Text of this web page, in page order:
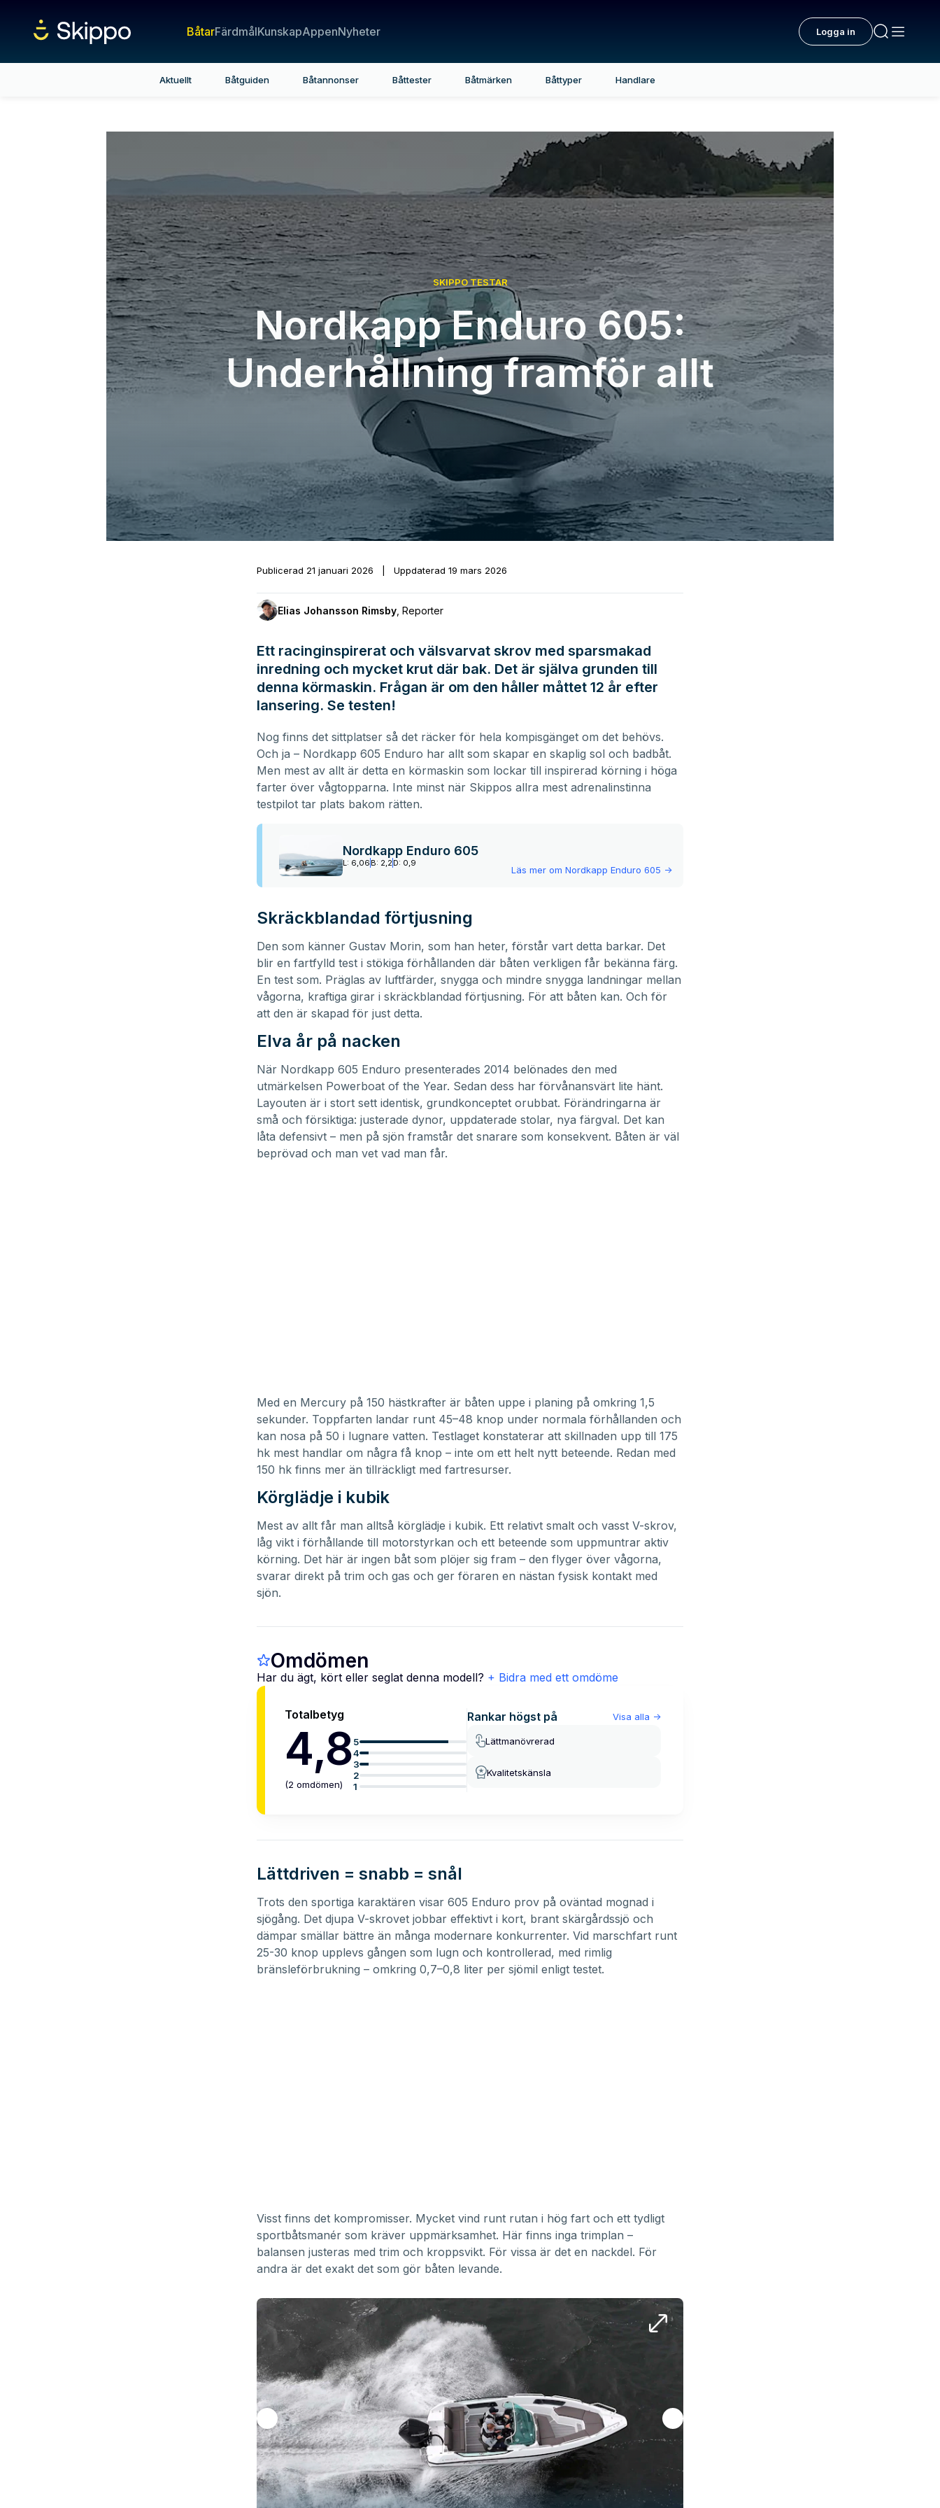
BåtarFärdmålKunskapAppenNyheter Logga in
Aktuellt Båtguiden Båtannonser Båttester Båtmärken Båttyper Handlare
SKIPPO TESTAR
Nordkapp Enduro 605:
Underhållning framför allt
Publicerad 21 januari 2026 Uppdaterad 19 mars 2026
Elias Johansson Rimsby Reporter
Ett racinginspirerat och välsvarvat skrov med sparsmakad
inredning och mycket krut där bak. Det är själva grunden till
denna körmaskin. Frågan är om den håller måttet 12 år efter
lansering. Se testen!
Nog finns det sittplatser så det räcker för hela kompisgänget om det behövs.
Och ja – Nordkapp 605 Enduro har allt som skapar en skaplig sol och badbåt.
Men mest av allt är detta en körmaskin som lockar till inspirerad körning i höga
farter över vågtopparna. Inte minst när Skippos allra mest adrenalinstinna
testpilot tar plats bakom rätten.
Nordkapp Enduro 605
L: 6,06 B: 2,2 D: 0,9
Läs mer om Nordkapp Enduro 605 ->
Skräckblandad förtjusning
Den som känner Gustav Morin, som han heter, förstår vart detta barkar. Det
blir en fartfylld test i stökiga förhållanden där båten verkligen får bekänna färg.
En test som. Präglas av luftfärder, snygga och mindre snygga landningar mellan
vågorna, kraftiga girar i skräckblandad förtjusning. För att båten kan. Och för
att den är skapad för just detta.
Elva år på nacken
När Nordkapp 605 Enduro presenterades 2014 belönades den med
utmärkelsen Powerboat of the Year. Sedan dess har förvånansvärt lite hänt.
Layouten är i stort sett identisk, grundkonceptet orubbat. Förändringarna är
små och försiktiga: justerade dynor, uppdaterade stolar, nya färgval. Det kan
låta defensivt – men på sjön framstår det snarare som konsekvent. Båten är väl
beprövad och man vet vad man får.
Med en Mercury på 150 hästkrafter är båten uppe i planing på omkring 1,5
sekunder. Toppfarten landar runt 45–48 knop under normala förhållanden och
kan nosa på 50 i lugnare vatten. Testlaget konstaterar att skillnaden upp till 175
hk mest handlar om några få knop – inte om ett helt nytt beteende. Redan med
150 hk finns mer än tillräckligt med fartresurser.
Körglädje i kubik
Mest av allt får man alltså körglädje i kubik. Ett relativt smalt och vasst V-skrov,
låg vikt i förhållande till motorstyrkan och ett beteende som uppmuntrar aktiv
körning. Det här är ingen båt som plöjer sig fram – den flyger över vågorna,
svarar direkt på trim och gas och ger föraren en nästan fysisk kontakt med
sjön.
Omdömen
Har du ägt, kört eller seglat denna modell? + Bidra med ett omdöme
Totalbetyg
4,8
(2 omdömen)
5
4
3
2
1
Rankar högst på Visa alla ->
Lättmanövrerad
Kvalitetskänsla
Lättdriven = snabb = snål
Trots den sportiga karaktären visar 605 Enduro prov på oväntad mognad i
sjögång. Det djupa V-skrovet jobbar effektivt i kort, brant skärgårdssjö och
dämpar smällar bättre än många modernare konkurrenter. Vid marschfart runt
25-30 knop upplevs gången som lugn och kontrollerad, med rimlig
bränsleförbrukning – omkring 0,7–0,8 liter per sjömil enligt testet.
Visst finns det kompromisser. Mycket vind runt rutan i hög fart och ett tydligt
sportbåtsmanér som kräver uppmärksamhet. Här finns inga trimplan –
balansen justeras med trim och kroppsvikt. För vissa är det en nackdel. För
andra är det exakt det som gör båten levande.